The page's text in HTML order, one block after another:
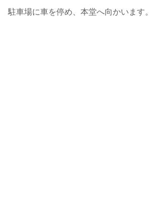
駐車場に車を停め、本堂へ向かいます。